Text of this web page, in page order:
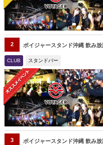
2 ボイジャースタンド沖縄 飲み放
CLUB スタンドバー
3 ボイジャースタンド沖縄 飲み放